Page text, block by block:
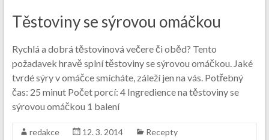
Těstoviny se sýrovou omáčkou
Rychlá a dobrá těstovinová večere či oběd? Tento
požadavek hravě splní těstoviny se sýrovou omáčkou. Jaké
tvrdé sýry v omáčce smícháte, záleží jen na vás. Potřebný
čas: 25 minut Počet porcí: 4 Ingredience na těstoviny se
sýrovou omáčkou 1 balení
redakce 12. 3. 2014
Recepty